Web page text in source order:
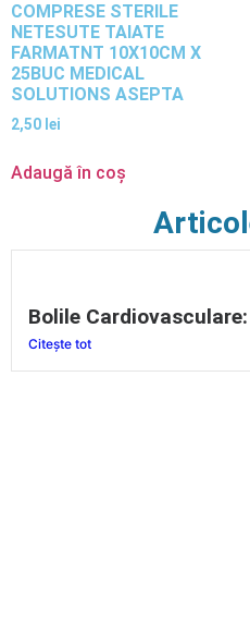
COMPRESE STERILE
NETESUTE TAIATE
FARMATNT 10X10CM X
25BUC MEDICAL
SOLUTIONS ASEPTA
2,50 lei
Adaugă în coș
Bolile
Citește tot